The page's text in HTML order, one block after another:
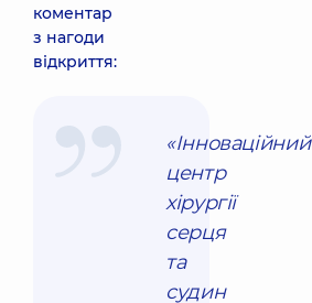
коментар
з нагоди
відкриття:
«Інноваційний
центр
хірургії
серця
та
судин